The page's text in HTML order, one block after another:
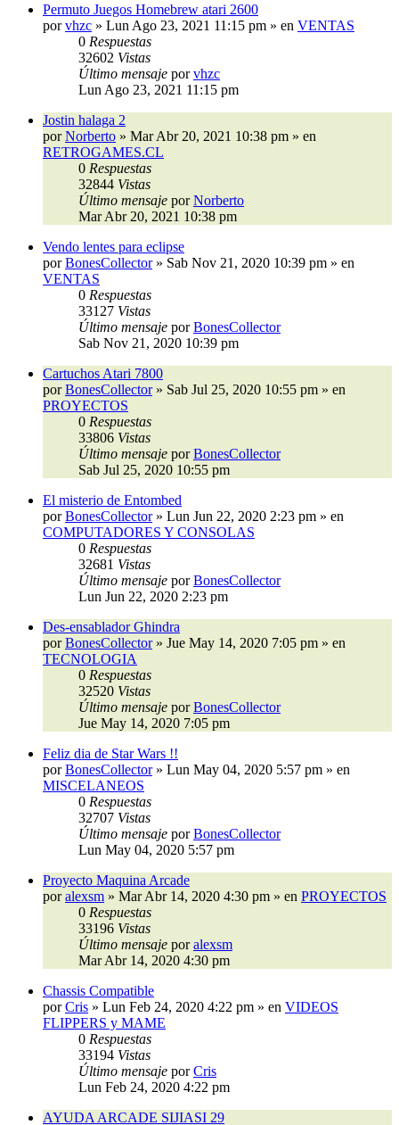
Permuto Juegos Homebrew atari 2600
porvhzc » Lun Ago 23, 2021 11:15 pm » en VENTAS
0 Respuestas
32602 Vistas
Último mensaje porvhzc
Lun Ago 23, 2021 11:15 pm
Jostin halaga 2
porNorberto » Mar Abr 20, 2021 10:38 pm » en
RETROGAMES.CL
0 Respuestas
32844 Vistas
Último mensaje porNorberto
Mar Abr 20, 2021 10:38 pm
Vendo lentes para eclipse
porBonesCollector» Sab Nov 21, 2020 10:39 pm » en
VENTAS
0 Respuestas
33127 Vistas
Último mensaje porBonesCollector
Sab Nov 21, 2020 10:39 pm
Cartuchos Atari 7800
porBonesCollector» Sab Jul 25, 2020 10:55 pm » en
PROYECTOS
0 Respuestas
33806 Vistas
Último mensaje porBonesCollector
Sab Jul 25, 2020 10:55 pm
El misterio de Entombed
porBonesCollector» Lun Jun 22, 2020 2:23 pm » en
COMPUTADORES Y CONSOLAS
0 Respuestas
32681 Vistas
Último mensaje porBonesCollector
Lun Jun 22, 2020 2:23 pm
Des-ensablador Ghindra
porBonesCollector» Jue May 14, 2020 7:05 pm » en
TECNOLOGIA
0 Respuestas
32520 Vistas
Último mensaje porBonesCollector
Jue May 14, 2020 7:05 pm
Feliz dia de Star Wars !!
porBonesCollector» Lun May 04, 2020 5:57 pm » en
MISCELANEOS
0 Respuestas
32707 Vistas
Último mensaje porBonesCollector
Lun May 04, 2020 5:57 pm
Proyecto Maquina Arcade
poralexsm » Mar Abr 14, 2020 4:30 pm » en PROYECTOS
0 Respuestas
33196 Vistas
Último mensaje poralexsm
Mar Abr 14, 2020 4:30 pm
Chassis Compatible
porCris » Lun Feb 24, 2020 4:22 pm » en VIDEOS
FLIPPERS y MAME
0 Respuestas
33194 Vistas
Último mensaje porCris
Lun Feb 24, 2020 4:22 pm
AYUDA ARCADE SIJIASI 29